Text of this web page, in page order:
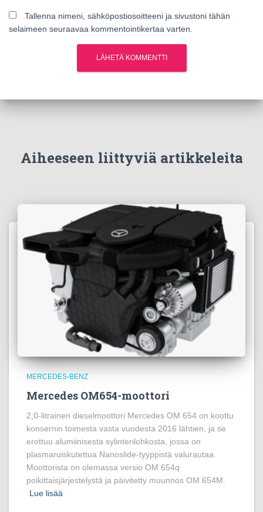
Tallenna nimeni, sähköpostiosoitteeni ja sivustoni tähän
selaimeen seuraavaa kommentointikertaa varten.
Aiheeseen liittyviä artikkeleita
MERCEDES-BENZ
Mercedes OM654-moottori
2,0-litrainen dieselmoottori Mercedes OM 654 on koottu
konsernin toimesta vasta vuodesta 2016 lähtien, ja se
erottuu alumiinisesta sylinterilohkosta, jossa on
plasmaruiskutettua Nanoslide-tyyppistä valurautaa.
Moottorista on olemassa versio OM 654q
poikittaisjärjestelystä ja päivitetty muunnos OM 654M.
Lue lisää